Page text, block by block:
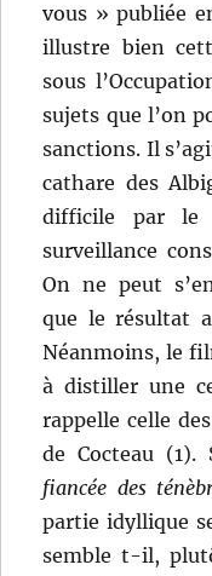
vous » publiée
illustre bien
sous
sujets que l’on
sanctions. Il
cathare des
difficile par le
surveillance
On ne peut
que le résultat
Néanmoins, le
à distiller une
rappelle celle
de Cocteau
fiancée des
partie idyllique
semble t-il,